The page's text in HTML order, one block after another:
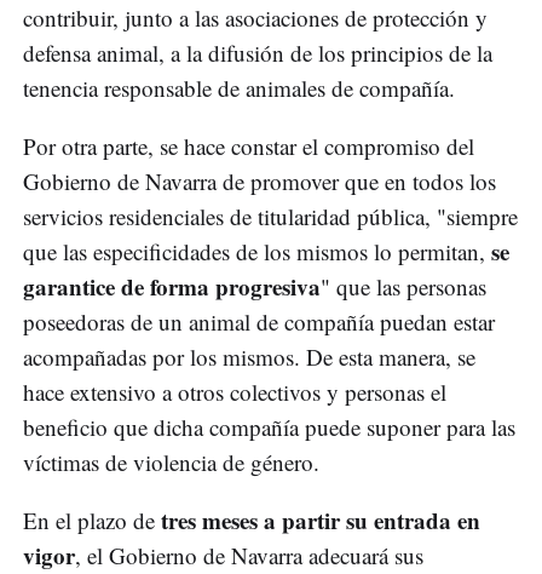
contribuir, junto a las asociaciones de protección y
defensa animal, a la difusión de los principios de la
tenencia responsable de animales de compañía.
Por otra parte, se hace constar el compromiso del
Gobierno de Navarra de promover que en todos los
servicios residenciales de titularidad pública, "siempre
que las especificidades de los mismos lo permitan, se
garantice de forma progresiva" que las personas
poseedoras de un animal de compañía puedan estar
acompañadas por los mismos. De esta manera, se
hace extensivo a otros colectivos y personas el
beneficio que dicha compañía puede suponer para las
víctimas de violencia de género.
En el plazo de tres meses a partir su entrada en
vigor, el Gobierno de Navarra adecuará sus